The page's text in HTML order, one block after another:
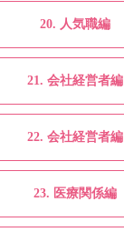
20. 人気職編
21. 会社経営者編
22. 会社経営者編
23. 医療関係編